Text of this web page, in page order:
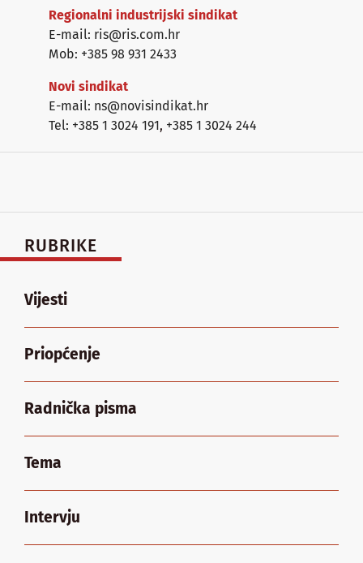
Regionalni industrijski sindikat
E-mail: ris@ris.com.hr
Mob: +385 98 931 2433
Novi sindikat
E-mail: ns@novisindikat.hr
Tel: +385 1 3024 191, +385 1 3024 244
RUBRIKE
Vijesti
Priopćenje
Radnička pisma
Tema
Intervju